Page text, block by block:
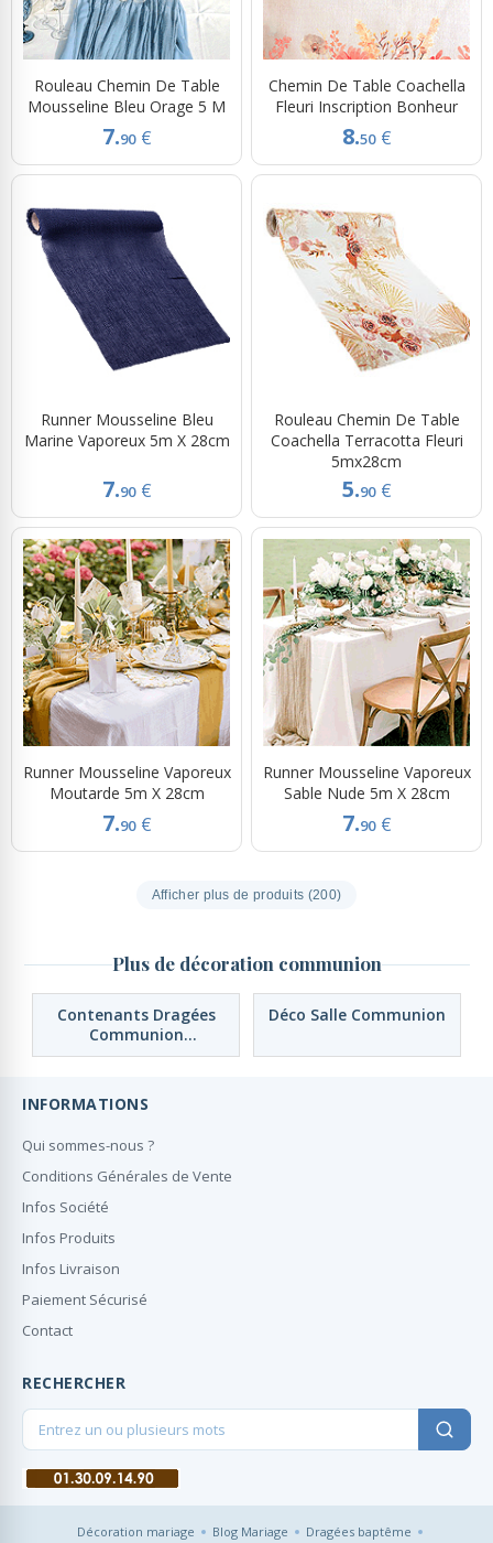
Rouleau Chemin De Table
Mousseline Bleu Orage 5 M
7.90 €
Chemin De Table Coachella
Fleuri Inscription Bonheur
8.50 €
Runner Mousseline Bleu
Marine Vaporeux 5m X 28cm
7.90 €
Rouleau Chemin De Table
Coachella Terracotta Fleuri
5mx28cm
5.90 €
Runner Mousseline Vaporeux
Moutarde 5m X 28cm
7.90 €
Runner Mousseline Vaporeux
Sable Nude 5m X 28cm
7.90 €
Afficher plus de produits (200)
Plus de décoration communion
Contenants Dragées
Communion
Personnalisés
Déco Salle Communion
INFORMATIONS
Qui sommes-nous ?
Conditions Générales de Vente
Infos Société
Infos Produits
Infos Livraison
Paiement Sécurisé
Contact
RECHERCHER
Décoration mariage Blog Mariage Dragées baptême